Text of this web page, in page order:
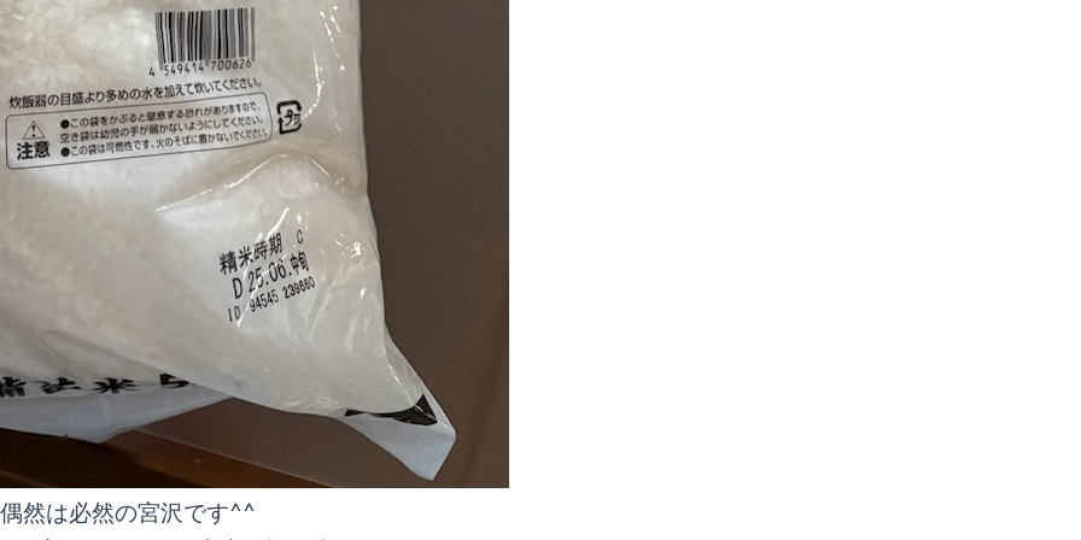
然は必然の宮沢です^^